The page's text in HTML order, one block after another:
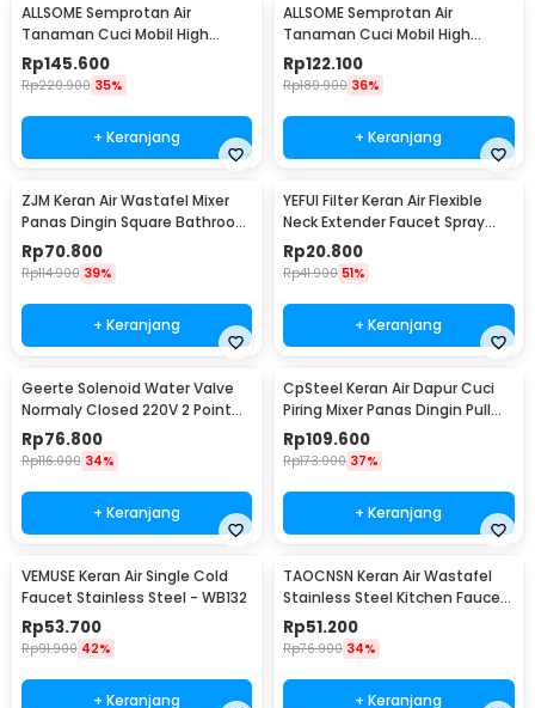
ALLSOME Semprotan Air
Tanaman Cuci Mobil High
Pressure with Hose 15M -
PT009
Rp145.600
Rp220.900 35%
+ Keranjang
ALLSOME Semprotan Air
Tanaman Cuci Mobil High
Pressure with Hose 7.5M -
PT009
Rp122.100
Rp189.900 36%
+ Keranjang
ZJM Keran Air Wastafel Mixer
Panas Dingin Square Bathroom
Faucet Tap - LB2982
Rp70.800
Rp114.900 39%
+ Keranjang
YEFUI Filter Keran Air Flexible
Neck Extender Faucet Spray
Head - H5607
Rp20.800
Rp41.900 51%
+ Keranjang
Geerte Solenoid Water Valve
Normaly Closed 220V 2 Point
1/4 Inch - 2W-025-08
Rp76.800
Rp116.000 34%
+ Keranjang
CpSteel Keran Air Dapur Cuci
Piring Mixer Panas Dingin Pull
Out Rinser - CP12
Rp109.600
Rp173.900 37%
+ Keranjang
VEMUSE Keran Air Single Cold
Faucet Stainless Steel - WB132
Rp53.700
Rp91.900 42%
+ Keranjang
TAOCNSN Keran Air Wastafel
Stainless Steel Kitchen Faucet
- 899
Rp51.200
Rp76.900 34%
+ Keranjang